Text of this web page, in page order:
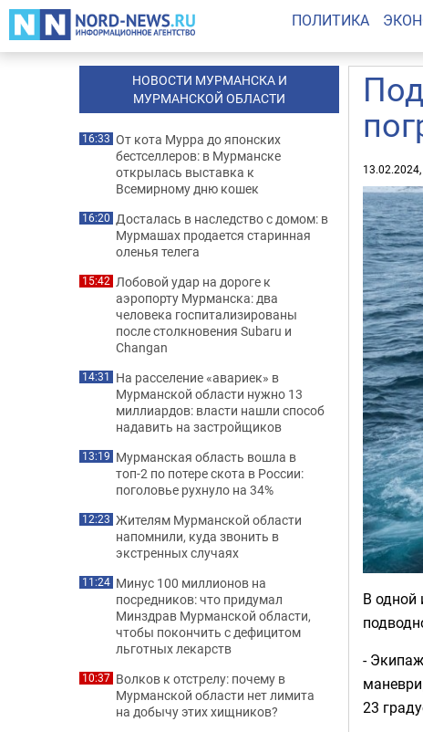
ПОЛИТИКА
В одной
-
23
НОВОСТИ МУРМАНСКА И
МУРМАНСКОЙ ОБЛАСТИ
16:33 От кота Мурра до японских
бестселлеров: в Мурманске
открылась выставка к
Всемирному дню кошек
16:20 Досталась в наследство с домом: в
Мурмашах продается старинная
оленья телега
15:42 Лобовой удар на дороге к
аэропорту Мурманска: два
человека госпитализированы
после столкновения Subaru и
Changan
14:31 На расселение «авариек» в
Мурманской области нужно 13
миллиардов: власти нашли способ
надавить на застройщиков
13:19 Мурманская область вошла в
топ-2 по потере скота в России:
поголовье рухнуло на 34%
12:23 Жителям Мурманской области
напомнили, куда звонить в
экстренных случаях
11:24 Минус 100 миллионов на
посредников: что придумал
Минздрав Мурманской области,
чтобы покончить с дефицитом
льготных лекарств
10:37 Волков к отстрелу: почему в
Мурманской области нет лимита
на добычу этих хищников?